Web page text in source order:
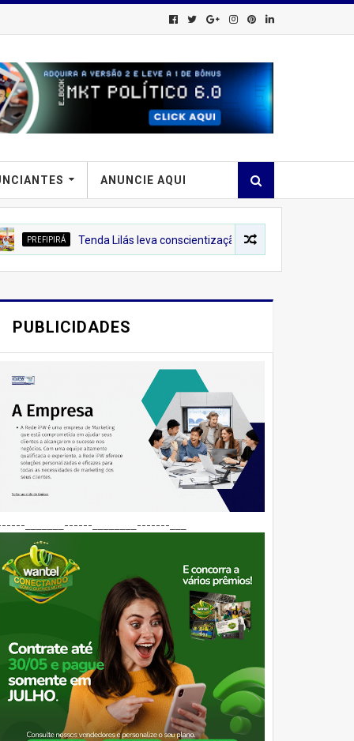
ANUNCIE AQUI
Tenda Lilás leva conscientização sobre o combate à violência
PUBLICIDADES
_______------________-------___